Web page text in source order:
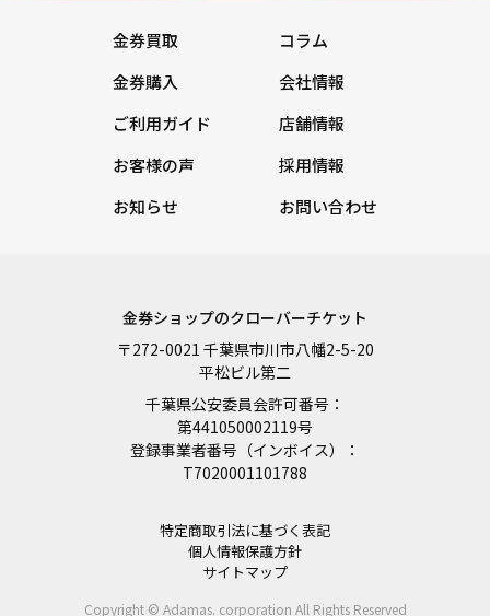
金券買取
金券購入
ご利用ガイド
お客様の声
お知らせ
コラム
会社情報
店舗情報
採用情報
お問い合わせ
金券ショップのクローバーチケット
〒272-0021 千葉県市川市八幡2-5-20
平松ビル第二
千葉県公安委員会許可番号：
第441050002119号
登録事業者番号（インボイス）：
T7020001101788
特定商取引法に基づく表記
個人情報保護方針
サイトマップ
Copyright © Adamas. corporation All Rights Reserved